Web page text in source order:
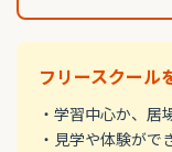
フリースクール
・学習中心か、居
・見学や体験がで